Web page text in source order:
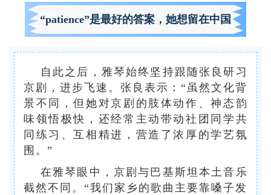
“patience”是最好的答案，她想留在中国
自此之后，雅琴始终坚持跟随张良研习
京剧，进步飞速。张良表示：“虽然文化背
景不同，但她对京剧的肢体动作、神态韵
味领悟极快，还经常主动带动社团同学共
同练习、互相精进，营造了浓厚的学艺氛
围。”
在雅琴眼中，京剧与巴基斯坦本土音乐
截然不同。“我们家乡的歌曲主要靠嗓子发